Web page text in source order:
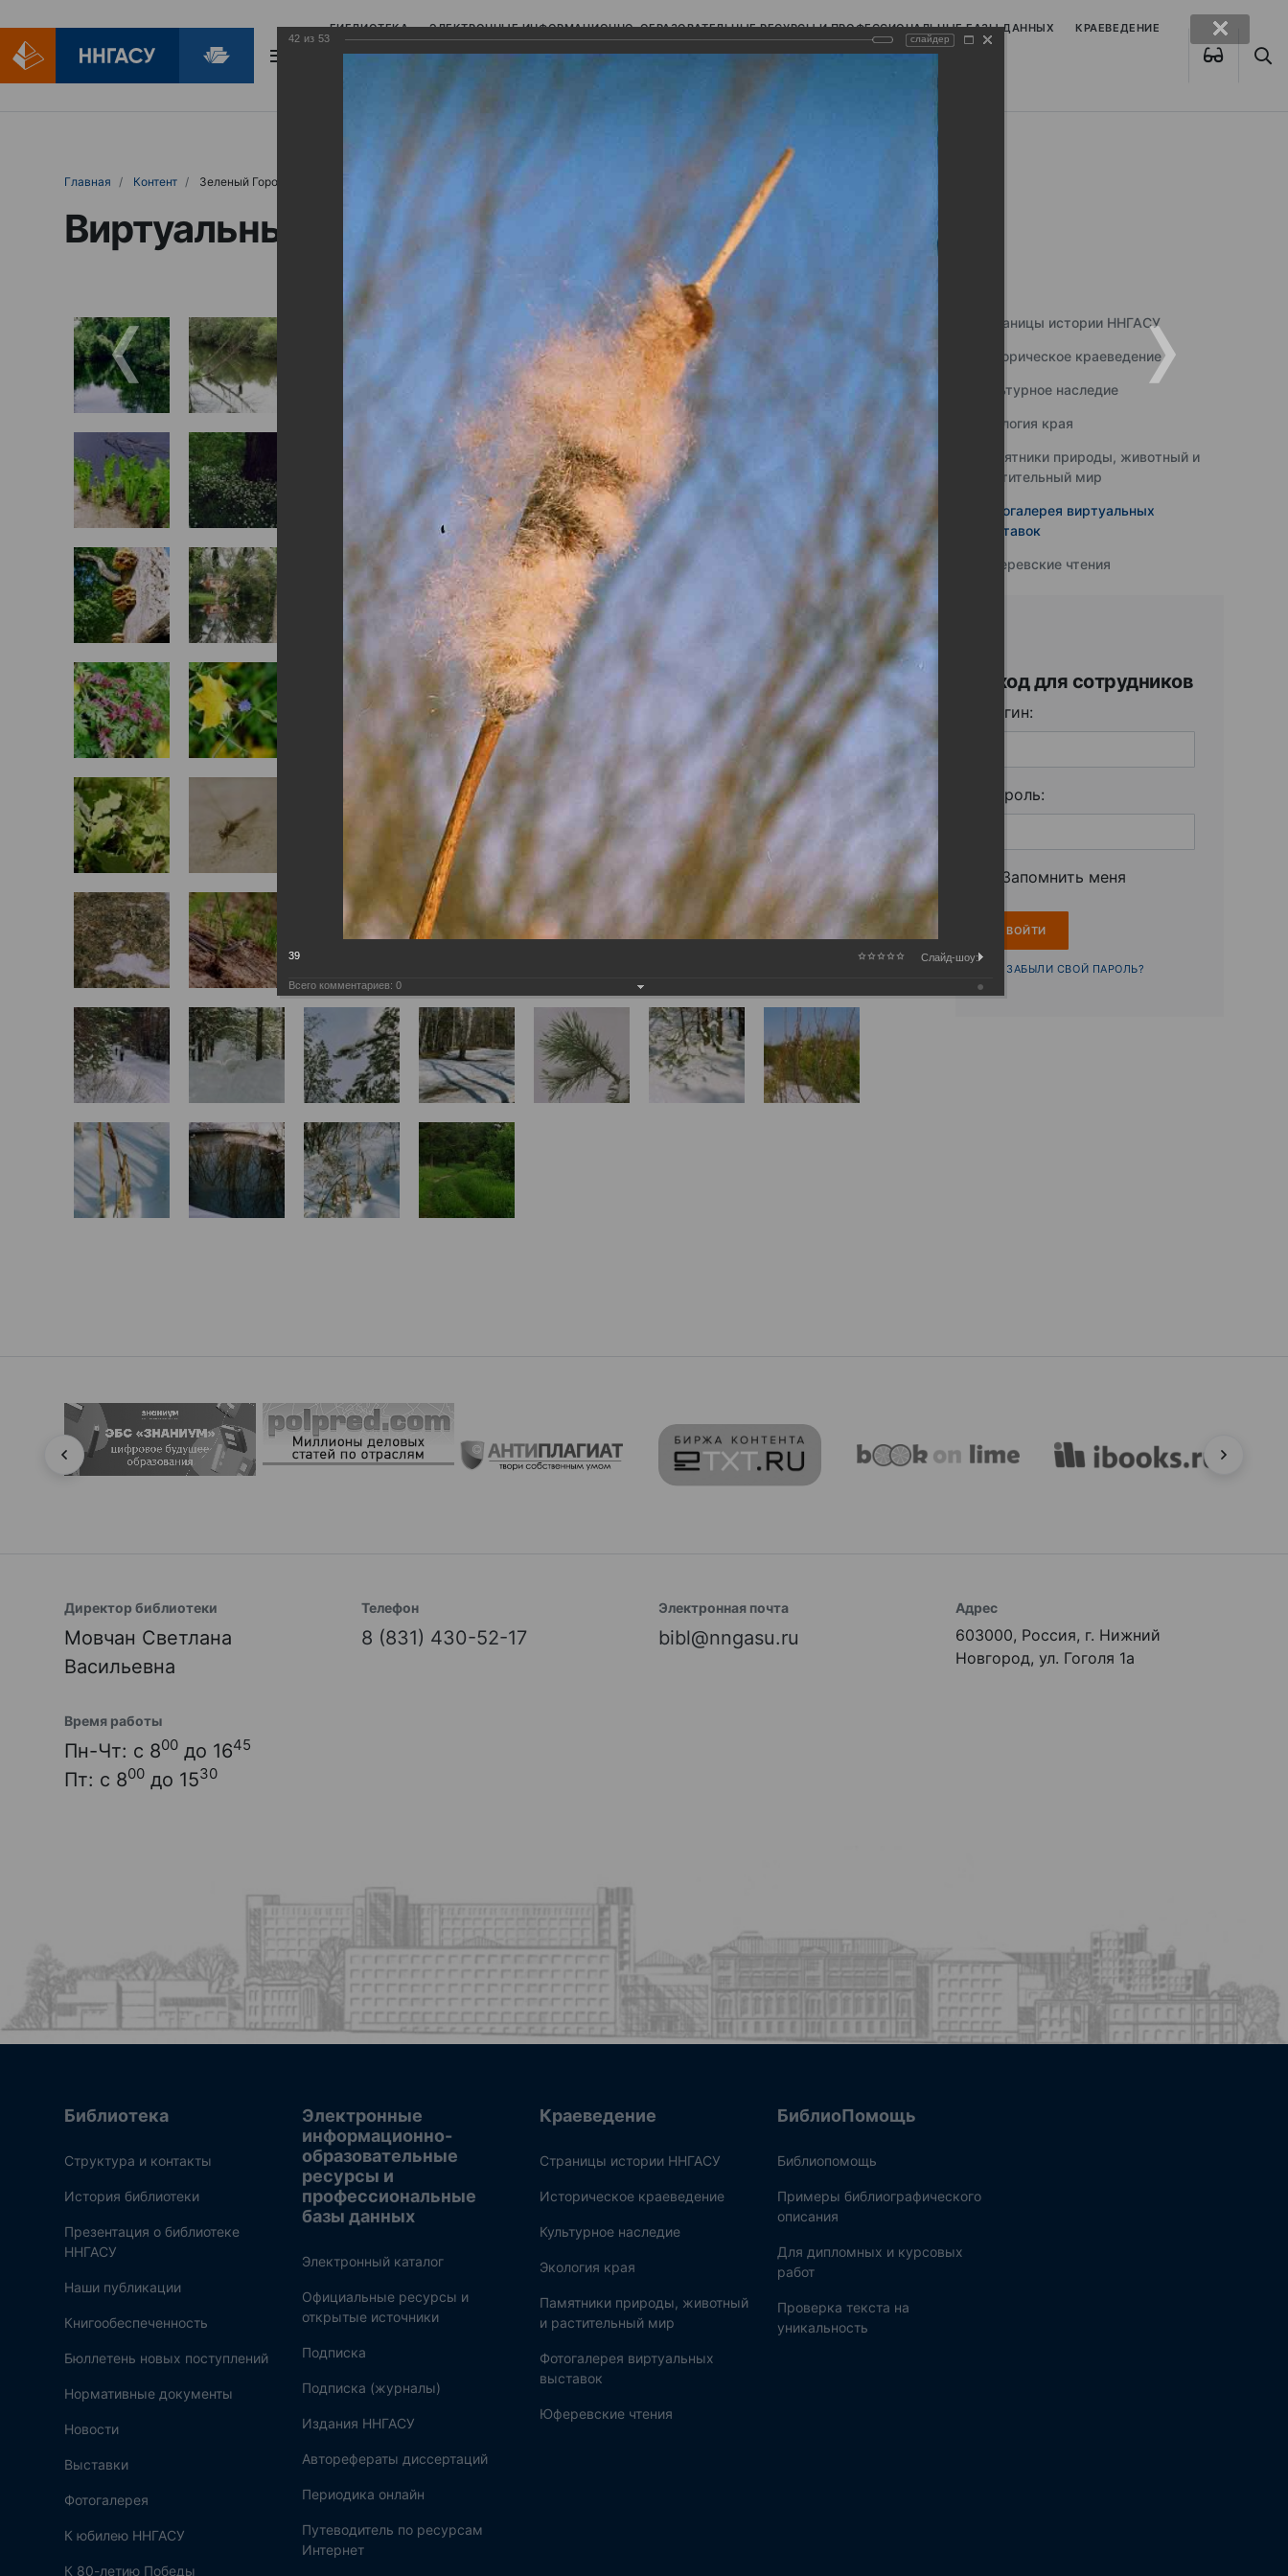
БИБЛИОТЕКА ЭЛЕКТРОННЫЕ ИНФОРМАЦИОННО-ОБРАЗОВАТЕЛЬНЫЕ РЕСУРСЫ И ПРОФЕССИОНАЛЬНЫЕ БАЗЫ ДАННЫХ КРАЕВЕДЕНИЕ
Главная Контент Зеленый Город
Виртуальные выставки (фотоальбомы)
Страницы истории ННГАСУ
Историческое краеведение
Культурное наследие
Экология края
Памятники природы, животный и
растительный мир
Фотогалерея виртуальных
выставок
Юферевские чтения
Вход для сотрудников
Логин:
Пароль:
Запомнить меня
ЗАБЫЛИ СВОЙ ПАРОЛЬ?
Директор библиотеки
Мовчан Светлана
Васильевна
Телефон
8 (831) 430-52-17
Электронная почта
bibl@nngasu.ru
Адрес
603000, Россия, г. Нижний
Новгород, ул. Гоголя 1а
Время работы
Пн-Чт: с 800 до 1645
Пт: с 800 до 1530
Библиотека
Структура и контакты
История библиотеки
Презентация о библиотеке
ННГАСУ
Наши публикации
Книгообеспеченность
Бюллетень новых поступлений
Нормативные документы
Новости
Выставки
Фотогалерея
К юбилею ННГАСУ
К 80-летию Победы
Электронные
информационно-
образовательные
ресурсы и
профессиональные
базы данных
Электронный каталог
Официальные ресурсы и
открытые источники
Подписка
Подписка (журналы)
Издания ННГАСУ
Авторефераты диссертаций
Периодика онлайн
Путеводитель по ресурсам
Интернет
Краеведение
Страницы истории ННГАСУ
Историческое краеведение
Культурное наследие
Экология края
Памятники природы, животный
и растительный мир
Фотогалерея виртуальных
выставок
Юферевские чтения
БиблиоПомощь
Библиопомощь
Примеры библиографического
описания
Для дипломных и курсовых
работ
Проверка текста на
уникальность
42 из 53 слайдер
39 Слайд-шоу:
Всего комментариев: 0